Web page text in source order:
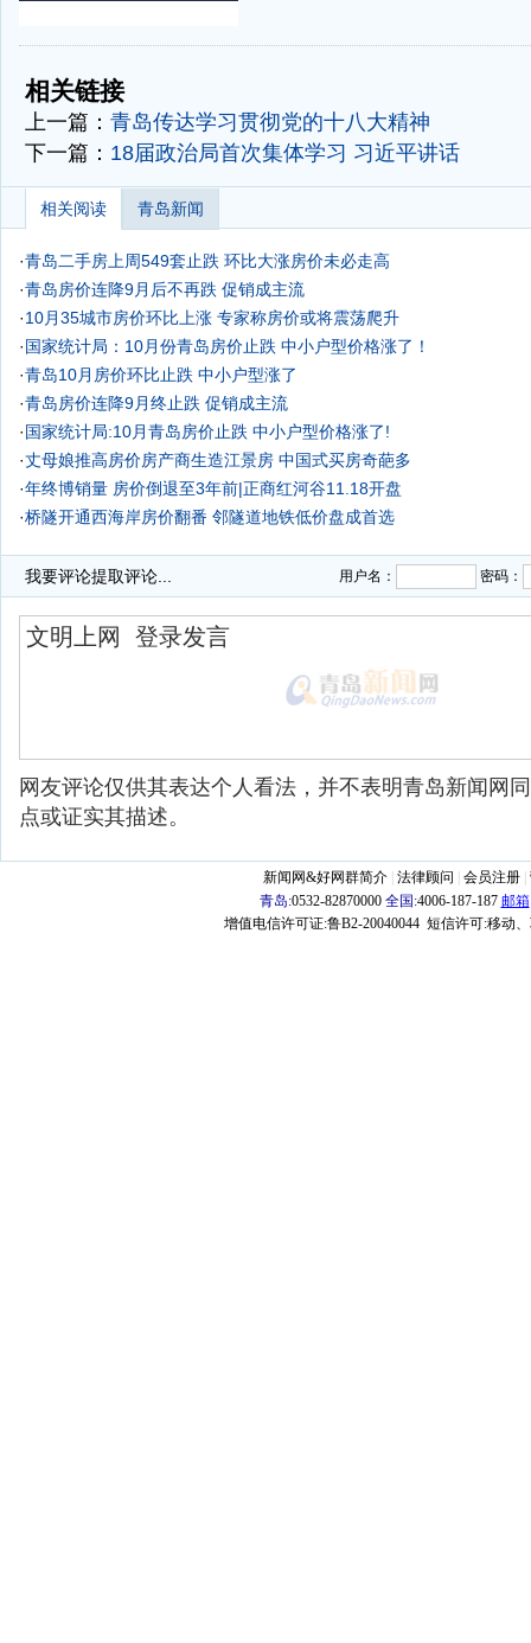
-
相关链接
上一篇： 青岛传达学习贯彻党的十八大精神
下一篇： 18届政治局首次集体学习 习近平讲话
相关阅读 青岛新闻
·青岛二手房上周549套止跌 环比大涨房价未必走高
·青岛房价连降9月后不再跌 促销成主流
·10月35城市房价环比上涨 专家称房价或将震荡爬升
·国家统计局：10月份青岛房价止跌 中小户型价格涨了！
·青岛10月房价环比止跌 中小户型涨了
·青岛房价连降9月终止跌 促销成主流
·国家统计局:10月青岛房价止跌 中小户型价格涨了!
·丈母娘推高房价房产商生造江景房 中国式买房奇葩多
·年终博销量 房价倒退至3年前|正商红河谷11.18开盘
·桥隧开通西海岸房价翻番 邻隧道地铁低价盘成首选
我要评论提取评论... 用户名： 密码：
网友评论仅供其表达个人看法，并不表明青岛新闻网
点或证实其描述。